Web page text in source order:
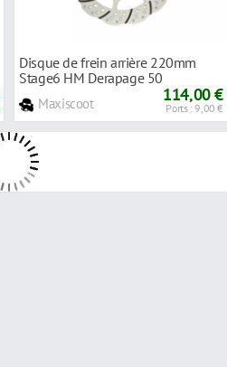
Disque de frein arrière 220mm
Stage6 HM Derapage 50
Maxiscoot 114,00 €
Ports : 9,00 €